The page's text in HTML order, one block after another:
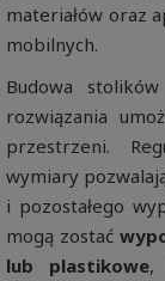
materiałów oraz
mobilnych.
Budowa
rozwiązania
przestrzeni.
wymiary
i pozostałego
mogą zostać
lub plastikowe,